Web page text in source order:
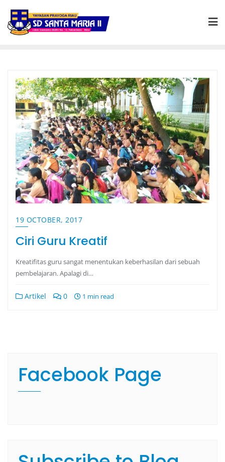
19 OCTOBER, 2017
Ciri Guru Kreatif
Kreatifitas guru sangat menentukan keberhasilan dari sebuah
pembelajaran. Apalagi di…
Artikel 0 1 min read
Facebook Page